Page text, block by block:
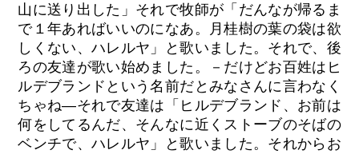
山に送り出した」それで牧師が「だんなが帰るま
で１年あればいいのになあ。月桂樹の葉の袋は欲
しくない、ハレルヤ」と歌いました。それで、後
ろの友達が歌い始めました。－だけどお百姓はヒ
ルデブランドという名前だとみなさんに言わなく
ちゃね―それで友達は「ヒルデブランド、お前は
何をしてるんだ、そんなに近くストーブのそばの
ベンチで、ハレルヤ」と歌いました。それからお